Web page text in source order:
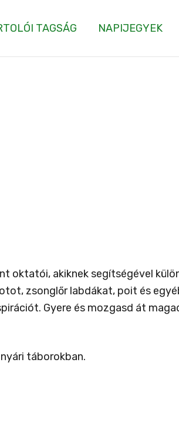
TAGSÁG NAPIJEGYEK
oktatói, akiknek segítségével
zsonglőr labdákat, poit és
Gyere és mozgasd át
táborokban.